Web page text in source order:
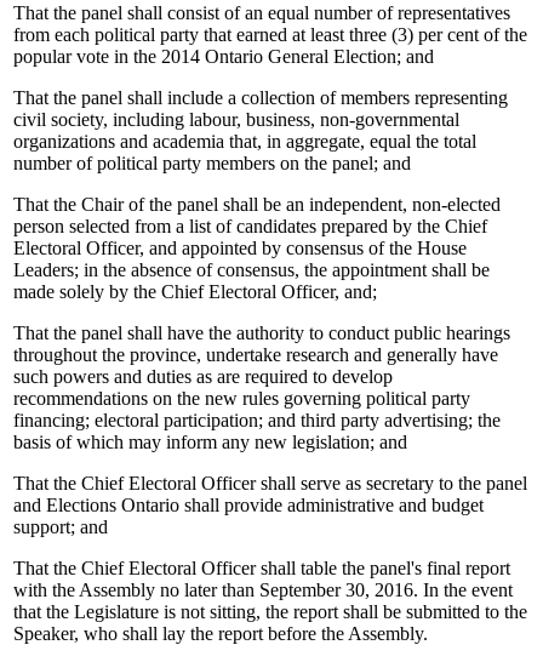
That the panel shall consist of an equal number of representatives
from each political party that earned at least three (3) per cent of the
popular vote in the 2014 Ontario General Election; and
That the panel shall include a collection of members representing
civil society, including labour, business, non-governmental
organizations and academia that, in aggregate, equal the total
number of political party members on the panel; and
That the Chair of the panel shall be an independent, non-elected
person selected from a list of candidates prepared by the Chief
Electoral Officer, and appointed by consensus of the House
Leaders; in the absence of consensus, the appointment shall be
made solely by the Chief Electoral Officer, and;
That the panel shall have the authority to conduct public hearings
throughout the province, undertake research and generally have
such powers and duties as are required to develop
recommendations on the new rules governing political party
financing; electoral participation; and third party advertising; the
basis of which may inform any new legislation; and
That the Chief Electoral Officer shall serve as secretary to the panel
and Elections Ontario shall provide administrative and budget
support; and
That the Chief Electoral Officer shall table the panel's final report
with the Assembly no later than September 30, 2016. In the event
that the Legislature is not sitting, the report shall be submitted to the
Speaker, who shall lay the report before the Assembly.